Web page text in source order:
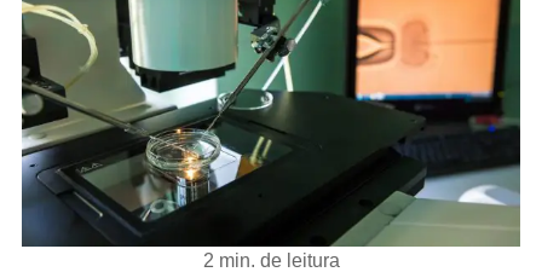
2 min. de leitura